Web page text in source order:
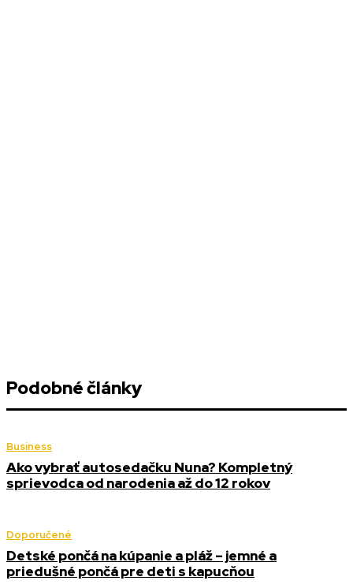
Podobné články
Business
Ako vybrať autosedačku Nuna? Kompletný
sprievodca od narodenia až do 12 rokov
Doporučené
Detské pončá na kúpanie a pláž – jemné a
priedušné pončá pre deti s kapucňou